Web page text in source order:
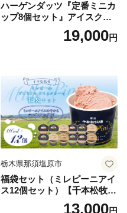
ハーゲンダッツ『定番ミニカ
ップ8個セット』アイスクリ
ーム アイス スイーツ デザー
19,000円
栃木県那須塩原市
福袋セット（ミレピーニアイ
ス12個セット）【千本松牧
場】 ns025-014-12 【デザー
13,000円